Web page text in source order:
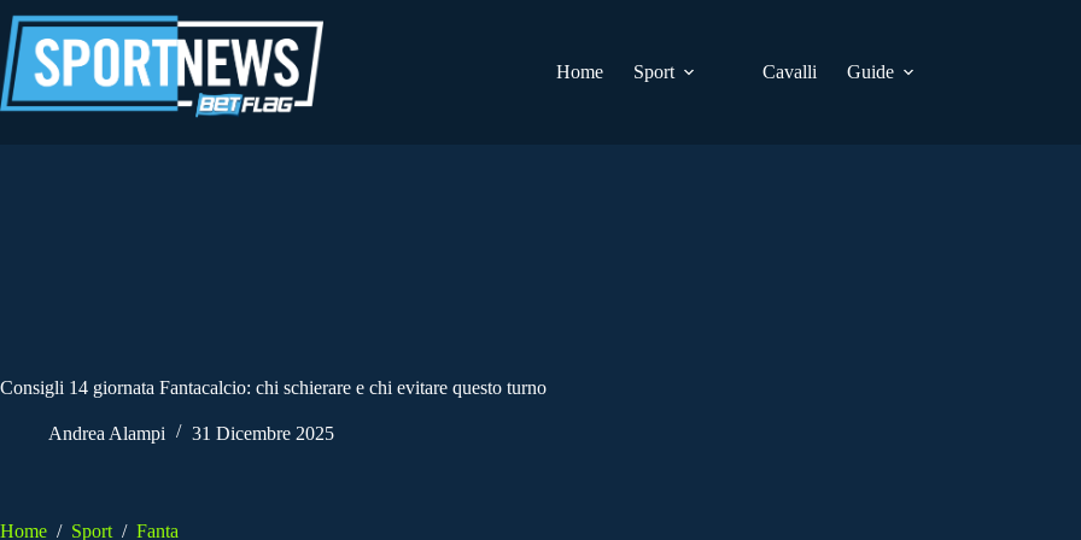
al
contenuto
Home
Sport Cavalli Guide
Consigli 14 giornata Fantacalcio: chi schierare e chi evitare questo turno
Andrea Alampi 31 Dicembre 2025
Home / Sport / Fanta